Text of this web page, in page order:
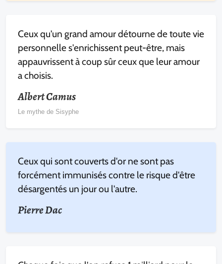
Ceux qu'un grand amour détourne de toute vie
personnelle s'enrichissent peut-être, mais
appauvrissent à coup sûr ceux que leur amour
a choisis.
Albert Camus
Le mythe de Sisyphe
Ceux qui sont couverts d'or ne sont pas
forcément immunisés contre le risque d'être
désargentés un jour ou l'autre.
Pierre Dac